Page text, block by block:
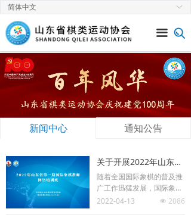
ꀅ
简体中文
끀
首页
关于协会
新闻中心
通知公告
赛事速递
棋类专栏
新闻中心 通知公告
关于开展2022年山东省第一期国际象棋教师网络培训班的通知
随着全国国际象棋的普及推
广工作迅猛发展，国际象棋
师资需求量增大，高素质、
넶 2086
2022-04-13